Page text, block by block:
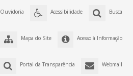
Busca
Acessibilidade
Ouvidoria
Acesso à Informação
Mapa do Site
Webmail
Portal da Transparência